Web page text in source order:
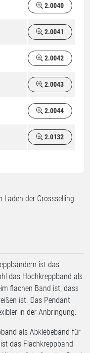
2.0040
2.0041
2.0042
2.0043
2.0044
2.0132
Laden der Crossselling
ist das
das Hochkreppband als
flachen Band ist, dass
ist. Das Pendant
in der Anbringung.
als Abklebeband für
das Flachkreppband